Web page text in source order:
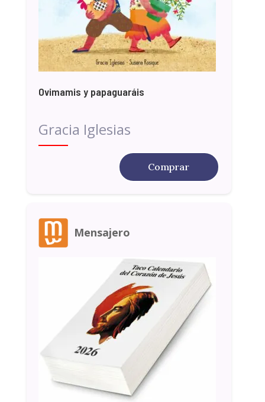
Ovimamis y papaguaráis
Gracia Iglesias
Comprar
Mensajero